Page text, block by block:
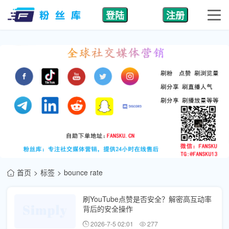
登陆 注册
首页 标签 bounce rate
刷YouTube点赞是否安全？解密高互动率
背后的安全操作
2026-7-5 02:01 277